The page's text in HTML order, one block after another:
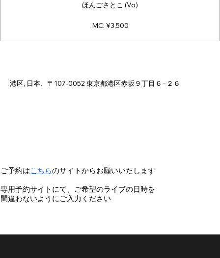
ご予約はこちらのサイトからお願いいたします
専用予約サイトにて、ご希望のライブの日時を
間違わないようにご入力ください
ほんごさとこ (Vo)
MC: ¥3,500
港区, 日本、〒107-0052 東京都港区赤坂９丁目６−２６